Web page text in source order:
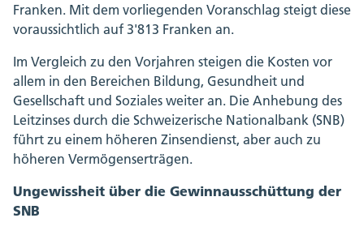
Franken. Mit dem vorliegenden Voranschlag steigt diese
voraussichtlich auf 3'813 Franken an.
Im Vergleich zu den Vorjahren steigen die Kosten vor
allem in den Bereichen Bildung, Gesundheit und
Gesellschaft und Soziales weiter an. Die Anhebung des
Leitzinses durch die Schweizerische Nationalbank (SNB)
führt zu einem höheren Zinsendienst, aber auch zu
höheren Vermögenserträgen.
Ungewissheit über die Gewinnausschüttung der
SNB